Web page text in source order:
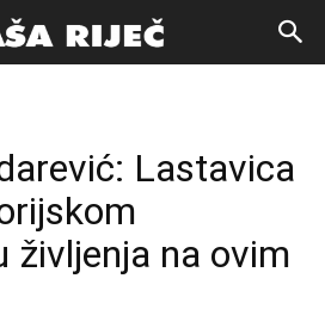
Lastavica
življenja na ovim